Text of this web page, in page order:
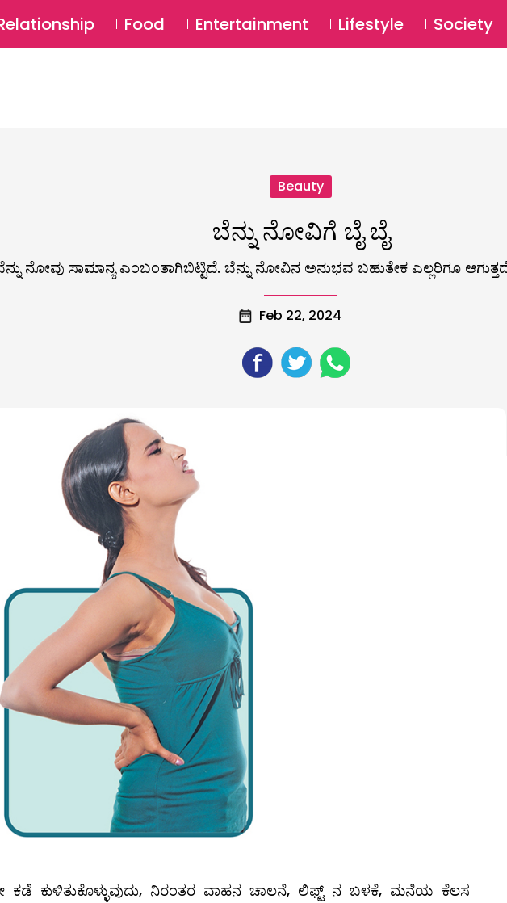
Food Entertainment Lifestyle Society
Beauty
ಬೆನ್ನು ನೋವಿಗೆ ಬೈ ಬೈ
ನೋವು ಸಾಮಾನ್ಯ ಎಂಬಂತಾಗಿಬಿಟ್ಟಿದೆ. ಬೆನ್ನು ನೋವಿನ ಅನುಭವ ಬಹುತೇಕ ಎಲ್ಲರಿಗೂ
Feb 22, 2024
ಕಡೆ ಕುಳಿತುಕೊಳ್ಳುವುದು, ನಿರಂತರ ವಾಹನ ಚಾಲನೆ, ಲಿಫ್ಟ್ ನ ಬಳಕೆ, ಮನೆಯ ಕೆಲಸ